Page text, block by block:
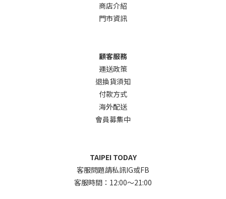
商店介紹
門市資訊
顧客服務
運送政策
退換貨須知
付款方式
海外配送
會員募集中
TAIPEI TODAY
客服問題請私訊IG或FB
客服時間：12:00～21:00